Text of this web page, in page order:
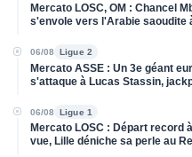
Mercato LOSC, OM : Chancel
s'envole vers l'Arabie saoudite
06/08 Ligue 2
Mercato ASSE : Un 3e géant
s'attaque à Lucas Stassin,
06/08 Ligue 1
Mercato LOSC : Départ record
vue, Lille déniche sa perle au